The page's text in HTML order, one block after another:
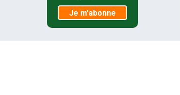
Je m'abonne